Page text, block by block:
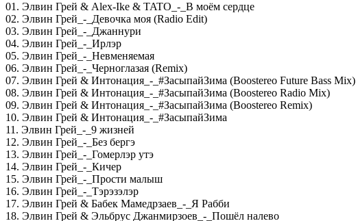
01. Элвин Грей & Alex-Ike & TATO_-_В моём сердце
02. Элвин Грей_-_Девочка моя (Radio Edit)
03. Элвин Грей_-_Джаннури
04. Элвин Грей_-_Ирлэр
05. Элвин Грей_-_Невменяемая
06. Элвин Грей_-_Черноглазая (Remix)
07. Элвин Грей & Интонация_-_#ЗасыпайЗима (Boostereo Future Bass Mix)
08. Элвин Грей & Интонация_-_#ЗасыпайЗима (Boostereo Radio Mix)
09. Элвин Грей & Интонация_-_#ЗасыпайЗима (Boostereo Remix)
10. Элвин Грей & Интонация_-_#ЗасыпайЗима
11. Элвин Грей_-_9 жизней
12. Элвин Грей_-_Без бергэ
13. Элвин Грей_-_Гомерлэр утэ
14. Элвин Грей_-_Кичер
15. Элвин Грей_-_Прости малыш
16. Элвин Грей_-_Тэрэзэлэр
17. Элвин Грей & Бабек Мамедрзаев_-_Я Рабби
18. Элвин Грей & Эльбрус Джанмирзоев_-_Пошёл налево